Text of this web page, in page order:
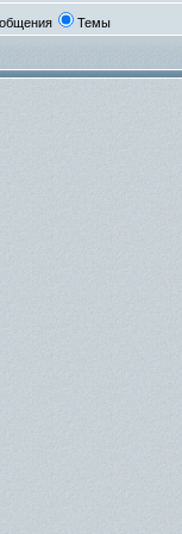
Темы